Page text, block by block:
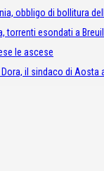
obbligo di bollitura
torrenti esondati a
le ascese
il sindaco di Aosta